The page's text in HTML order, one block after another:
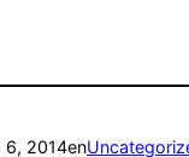
6, 2014en